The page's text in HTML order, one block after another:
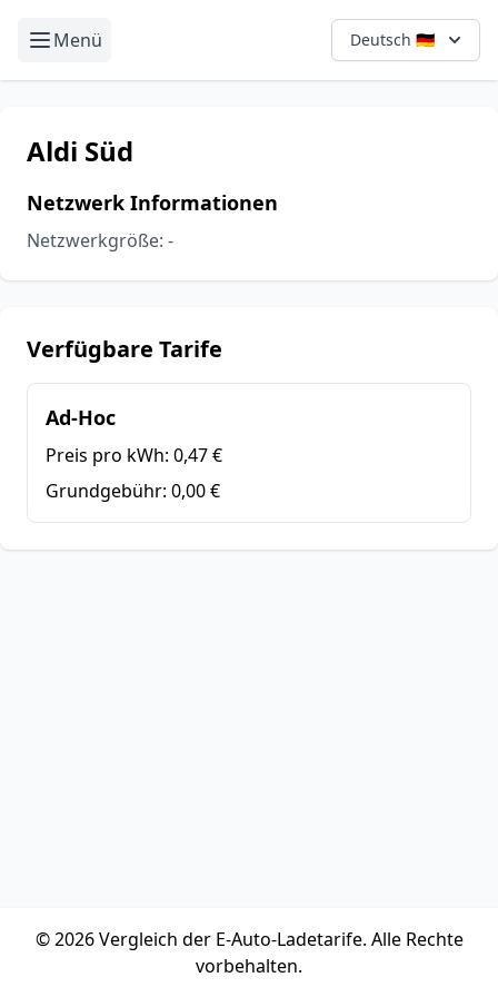
Menü Deutsch 🇩🇪
Aldi Süd
Netzwerk Informationen
Netzwerkgröße: -
Verfügbare Tarife
Ad-Hoc
Preis pro kWh: 0,47 €
Grundgebühr: 0,00 €
© 2026 Vergleich der E-Auto-Ladetarife. Alle Rechte
vorbehalten.